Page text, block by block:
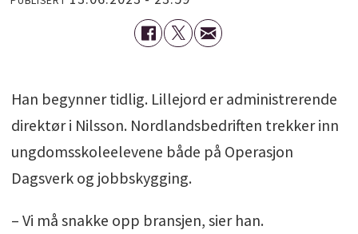
Han begynner tidlig. Lillejord er administrerende
direktør i Nilsson. Nordlandsbedriften trekker inn
ungdomsskoleelevene både på Operasjon
Dagsverk og jobbskygging.
– Vi må snakke opp bransjen, sier han.